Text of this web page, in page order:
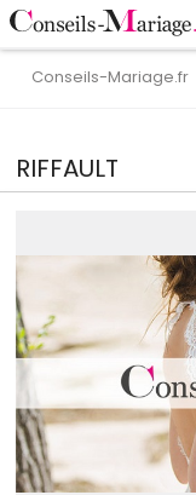
Conseils-Mariage.fr
RIFFAULT